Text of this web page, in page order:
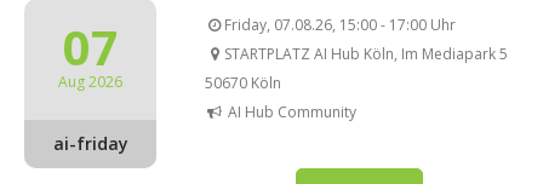
07
Aug 2026
ai-friday
Friday, 07.08.26, 15:00 - 17:00 Uhr
STARTPLATZ AI Hub Köln, Im Mediapark 5
50670 Köln
AI Hub Community